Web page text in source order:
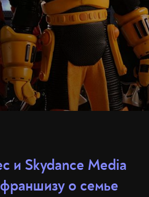
и Skydance Media
франшизу о семье